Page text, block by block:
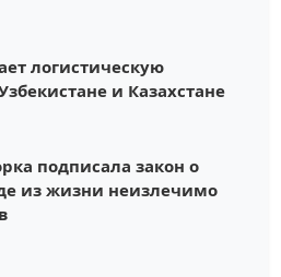
логистическую
и Казахстане
подписала закон о
из жизни неизлечимо